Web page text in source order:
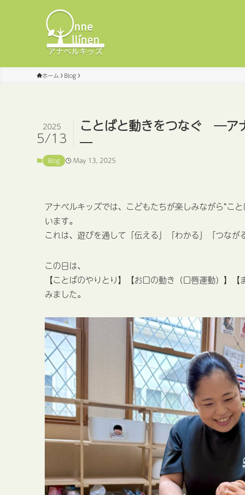
ホーム Blog
ことばと動きをつなぐ ─ア
─
2025
5/13
Blog May 13, 2025
アナベルキッズでは、こどもたちが楽しみながら“こ
います。
これは、遊びを通して「伝える」「わかる」「つなが
この日は、
【ことばのやりとり】【お口の動き（口唇運動）】
みました。